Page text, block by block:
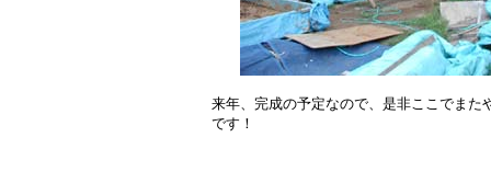
来年、完成の予定なので、是非ここでまた
です！